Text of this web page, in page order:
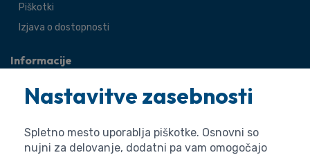
Piškotki
Izjava o dostopnosti
Informacije
O agenciji
Splošne zadeve
Pravne zadeve
Nastavitve zasebnosti
Spletno mesto uporablja piškotke. Osnovni so
nujni za delovanje, dodatni pa vam omogočajo